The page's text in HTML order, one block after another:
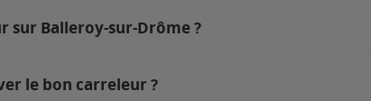
sur Balleroy-sur-Drôme ?
le bon carreleur ?